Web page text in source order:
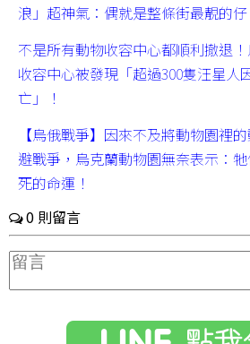
浪」超神氣：偶就是整條街最靚的仔
不是所有動物收容中心都順利撤退
收容中心被發現「超過300隻汪星人
亡」！
【烏俄戰爭】因來不及將動物園裡
避戰爭，烏克蘭動物園無奈表示：
死的命運！